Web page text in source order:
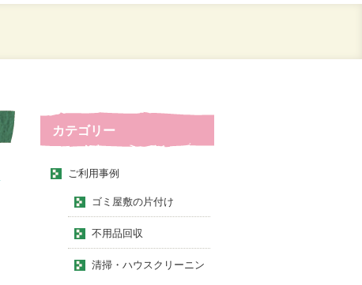
カテゴリー
ご利用事例
ゴミ屋敷の片付け
不用品回収
清掃・ハウスクリーニン